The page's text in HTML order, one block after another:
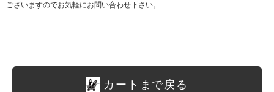
ございますのでお気軽にお問い合わせ下さい。
カートまで戻る